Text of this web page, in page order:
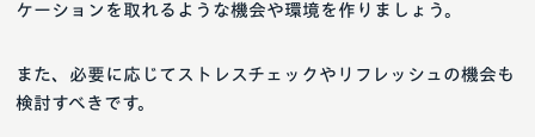
ケーションを取れるような機会や環境を作りましょう。
また、必要に応じてストレスチェックやリフレッシュの機会も
検討すべきです。